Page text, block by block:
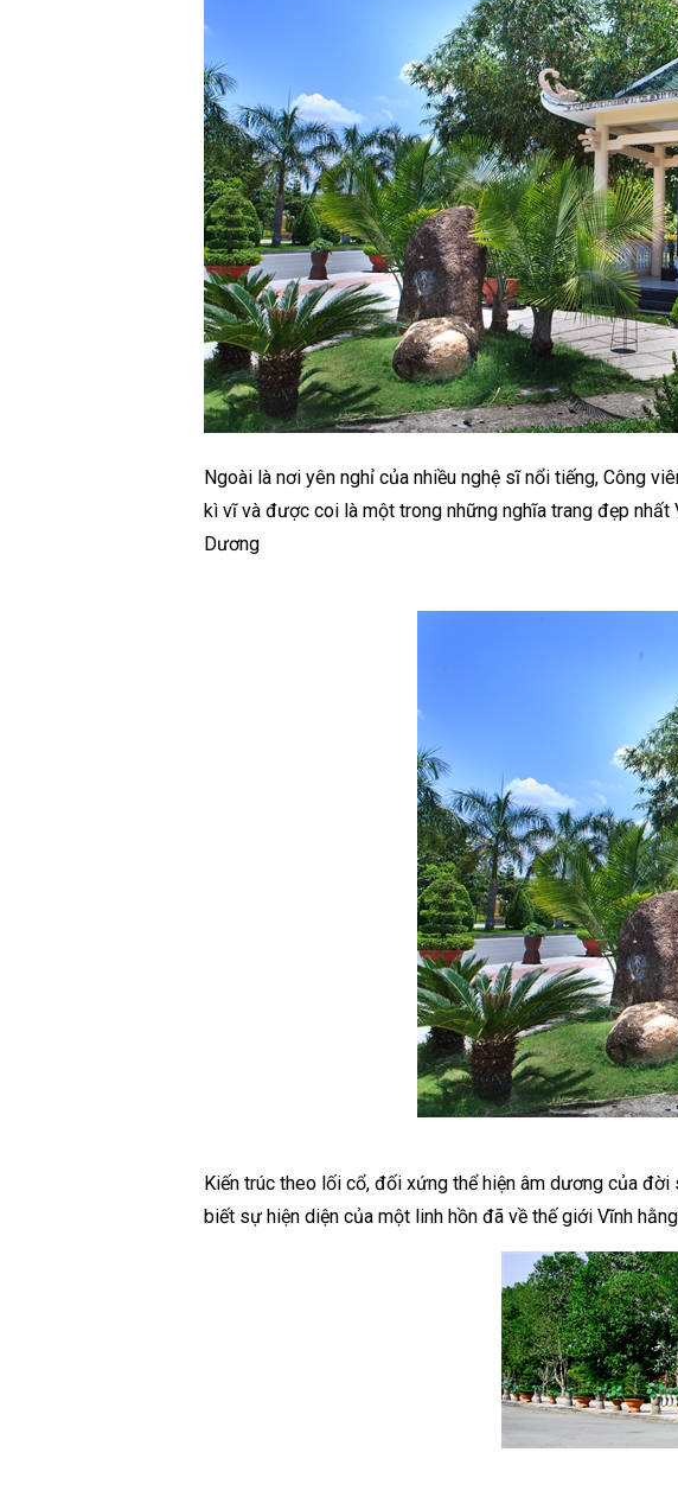
Ngoài là nơi yên nghỉ của nhiều nghệ sĩ nổi tiếng, Công
kì vĩ và được coi là một trong những nghĩa trang đẹp
Dương
Kiến trúc theo lối cổ, đối xứng thể hiện âm dương của
biết sự hiện diện của một linh hồn đã về thế giới Vĩnh